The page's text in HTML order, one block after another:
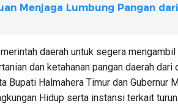
Menjaga Lumbung Pangan
daerah untuk segera mengambil
dan ketahanan pangan daerah
Bupati Halmahera Timur dan Gubernur
Hidup serta instansi terkait